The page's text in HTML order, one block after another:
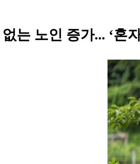
는 노인 증가... ‘혼